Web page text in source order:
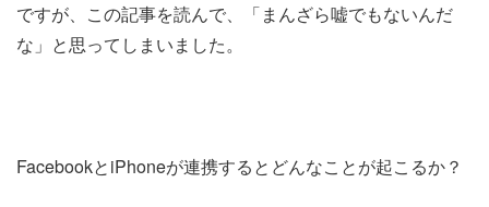
ですが、この記事を読んで、「まんざら嘘でもないんだ
な」と思ってしまいました。
FacebookとiPhoneが連携するとどんなことが起こるか？